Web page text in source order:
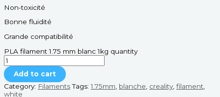
Non-toxicité
Bonne fluidité
Grande compatibilité
PLA filament 1.75 mm blanc 1kg quantity
Add to cart
Category: Filaments Tags:1.75mm blanche creality, filament
white